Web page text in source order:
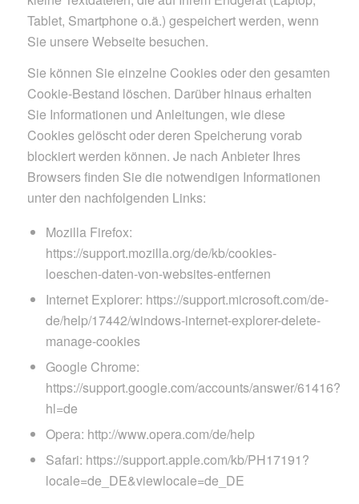
Tablet, Smartphone o.ä.) gespeichert werden, wenn
Sie unsere Webseite besuchen.
Sie können Sie einzelne Cookies oder den gesamten
Cookie-Bestand löschen. Darüber hinaus erhalten
Sie Informationen und Anleitungen, wie diese
Cookies gelöscht oder deren Speicherung vorab
blockiert werden können. Je nach Anbieter Ihres
Browsers finden Sie die notwendigen Informationen
unter den nachfolgenden Links:
Mozilla Firefox:
https://support.mozilla.org/de/kb/cookies-
loeschen-daten-von-websites-entfernen
Internet Explorer: https://support.microsoft.com/de-
de/help/17442/windows-internet-explorer-delete-
manage-cookies
Google Chrome:
https://support.google.com/accounts/answer/61416?
hl=de
Opera: http://www.opera.com/de/help
Safari: https://support.apple.com/kb/PH17191?
locale=de_DE&viewlocale=de_DE